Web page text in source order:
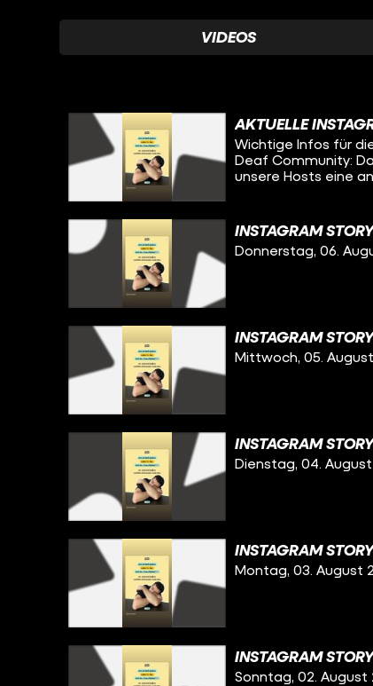
VIDEOS
AKTUELLE
Wichtige Infos für
Deaf Community:
unsere Hosts eine
INSTAGRAM
Donnerstag, 06.
INSTAGRAM
Mittwoch, 05.
INSTAGRAM
Dienstag, 04.
INSTAGRAM
Montag, 03. August
INSTAGRAM
Sonntag, 02. August